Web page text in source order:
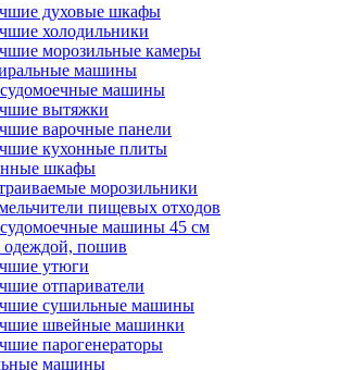
духовые шкафы
холодильники
морозильные камеры
машины
машины
вытяжки
варочные панели
кухонные плиты
шкафы
морозильники
пищевых отходов
машины 45 см
одеждой, пошив
утюги
отпариватели
сушильные машины
швейные машинки
парогенераторы
машины